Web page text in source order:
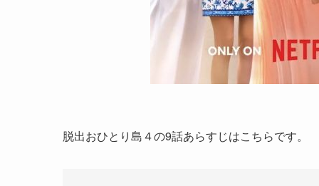
脱出おひとり島４の9話あらすじはこちらです。